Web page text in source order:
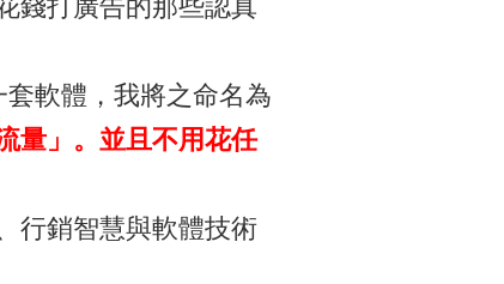
錢打廣告的那些認真
軟體，我將之命名為
量」。並且不用花任
行銷智慧與軟體技術